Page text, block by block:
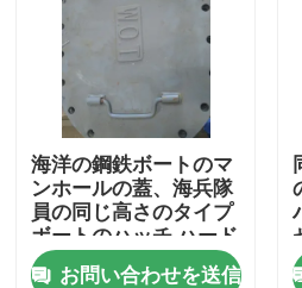
ホーム
海洋の鋼鉄ボートのマ
ンホールの蓋、海兵隊
員の同じ高さのタイプ
ボートのハッチ ハード
ウェア
お問い合わせを送信